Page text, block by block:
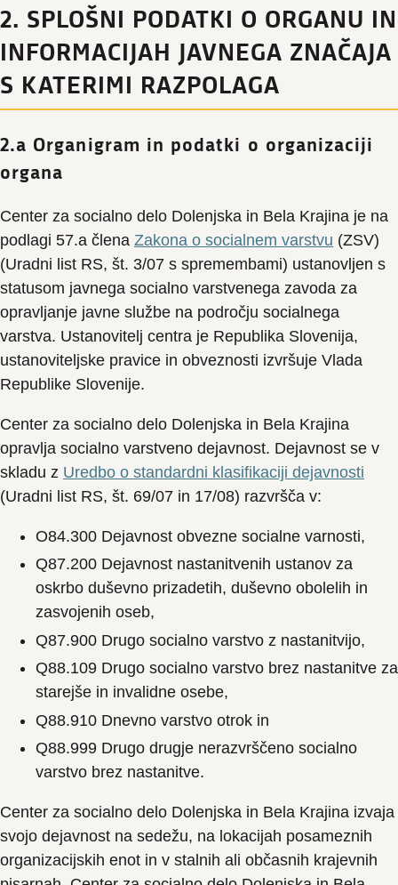
2. SPLOŠNI PODATKI O ORGANU IN
INFORMACIJAH JAVNEGA ZNAČAJA
S KATERIMI RAZPOLAGA
2.a Organigram in podatki o organizaciji
organa
Center za socialno delo Dolenjska in Bela Krajina je na
podlagi 57.a člena Zakona o socialnem varstvu (ZSV)
(Uradni list RS, št. 3/07 s spremembami) ustanovljen s
statusom javnega socialno varstvenega zavoda za
opravljanje javne službe na področju socialnega
varstva. Ustanovitelj centra je Republika Slovenija,
ustanoviteljske pravice in obveznosti izvršuje Vlada
Republike Slovenije.
Center za socialno delo Dolenjska in Bela Krajina
opravlja socialno varstveno dejavnost. Dejavnost se v
skladu z Uredbo o standardni klasifikaciji dejavnosti
(Uradni list RS, št. 69/07 in 17/08) razvršča v:
O84.300 Dejavnost obvezne socialne varnosti,
Q87.200 Dejavnost nastanitvenih ustanov za
oskrbo duševno prizadetih, duševno obolelih in
zasvojenih oseb,
Q87.900 Drugo socialno varstvo z nastanitvijo,
Q88.109 Drugo socialno varstvo brez nastanitve za
starejše in invalidne osebe,
Q88.910 Dnevno varstvo otrok in
Q88.999 Drugo drugje nerazvrščeno socialno
varstvo brez nastanitve.
Center za socialno delo Dolenjska in Bela Krajina izvaja
svojo dejavnost na sedežu, na lokacijah posameznih
organizacijskih enot in v stalnih ali občasnih krajevnih